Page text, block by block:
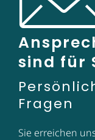
sind für
Fragen
Sie erreichen